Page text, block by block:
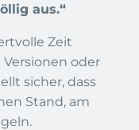
aus.“
Zeit
oder
sicher, dass
Stand, am